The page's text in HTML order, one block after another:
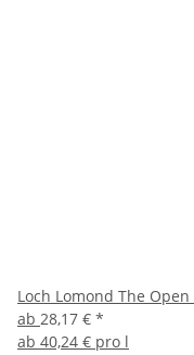
Loch Lomond The
ab 28,17 € *
ab 40,24 € pro l